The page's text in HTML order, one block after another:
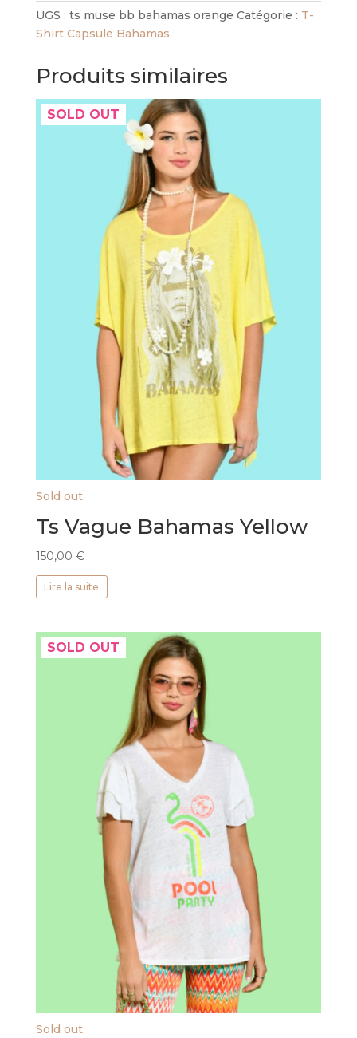
UGS : ts muse bb bahamas orange Catégorie : T-
Shirt Capsule Bahamas
Produits similaires
SOLD OUT
Sold out
Ts Vague Bahamas Yellow
150,00 €
Lire la suite
SOLD OUT
Sold out